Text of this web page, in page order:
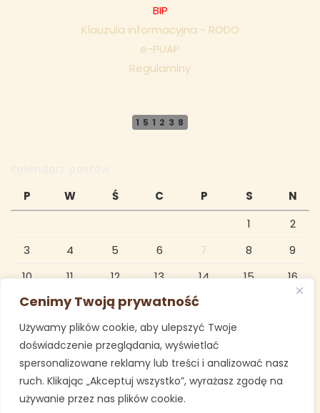
Cenimy Twoją prywatność
Używamy plików cookie, aby ulepszyć Twoje
doświadczenie przeglądania, wyświetlać
spersonalizowane reklamy lub treści i analizować nasz
ruch. Klikając „Akceptuj wszystko”, wyrażasz zgodę na
używanie przez nas plików cookie.
BIP
Klauzula informacyjna - RODO
e-PUAP
Regulaminy
151238
sierpień 2026
P W Ś C P S
N
1
2
3
4 5 6 7 8
9
10
11 12 13 14 15
16
17
18 19 20
24
25 26 27 28